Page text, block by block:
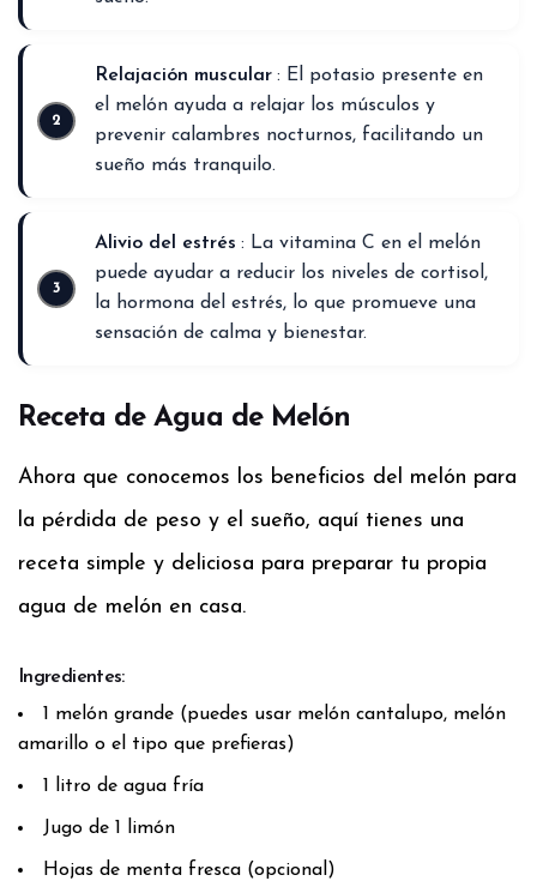
Relajación muscular : El potasio presente en
el melón ayuda a relajar los músculos y
prevenir calambres nocturnos, facilitando un
sueño más tranquilo.
Alivio del estrés : La vitamina C en el melón
puede ayudar a reducir los niveles de cortisol,
la hormona del estrés, lo que promueve una
sensación de calma y bienestar.
Receta de Agua de Melón
Ahora que conocemos los beneficios del melón para
la pérdida de peso y el sueño, aquí tienes una
receta simple y deliciosa para preparar tu propia
agua de melón en casa.
Ingredientes:
1 melón grande (puedes usar melón cantalupo, melón
amarillo o el tipo que prefieras)
1 litro de agua fría
Jugo de 1 limón
Hojas de menta fresca (opcional)